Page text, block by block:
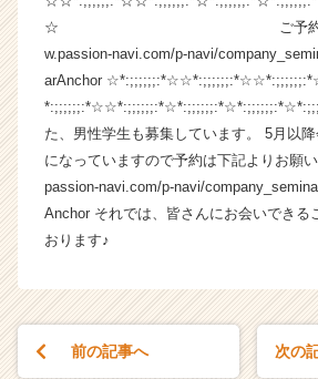
か
ス
カ
ウ
ト
が
就
イ
☆ ご予約はこちら
w.passion-navi.com/p-navi/
arAnchor
た、男性学生も募集しています。 5月以
になっていますので予約は下記よりお願
passion-navi.com/p-navi/
Anchor それでは、皆さんにお会いできる
おります♪
前の記事へ 次の